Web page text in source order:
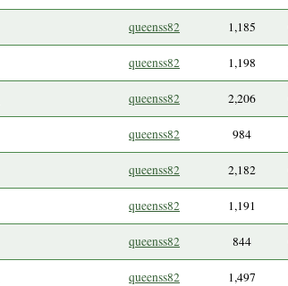
queenss82 1,185
queenss82 1,198
queenss82 2,206
queenss82 984
queenss82 2,182
queenss82 1,191
queenss82 844
queenss82 1,497